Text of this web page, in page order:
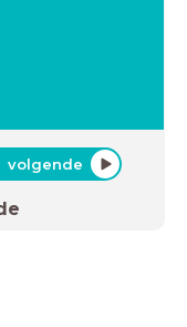
volgende